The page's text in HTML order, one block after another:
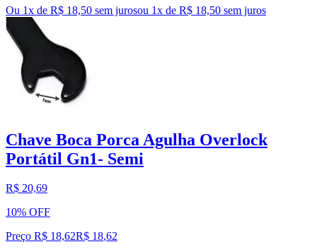
Ou 1x de R$ 18,50 sem jurosou 1x de R$ 18,50 sem juros
Chave Boca Porca Agulha Overlock
Portátil Gn1- Semi
R$ 20,69
10% OFF
Preço R$ 18,62R$ 18,62